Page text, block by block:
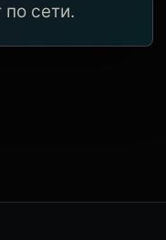
по сети.